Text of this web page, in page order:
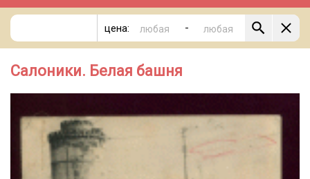
цена: -
Салоники. Белая башня